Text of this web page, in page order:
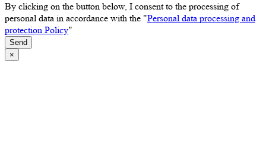
By clicking on the button below, I consent to the processing of
personal data in accordance with the "Personal data processing and
protection Policy"
Send
×